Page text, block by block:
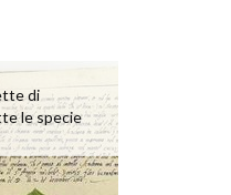
di
le specie